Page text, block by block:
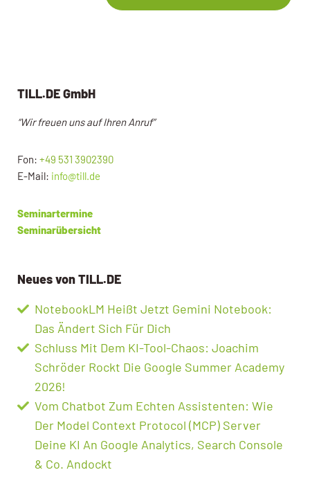
TILL.DE GmbH
“Wir freuen uns auf Ihren Anruf”
Fon: +49 531 3902390
E-Mail: info@till.de
Seminartermine
Seminarübersicht
Neues von TILL.DE
NotebookLM Heißt Jetzt Gemini Notebook:
Das Ändert Sich Für Dich
Schluss Mit Dem KI-Tool-Chaos: Joachim
Schröder Rockt Die Google Summer Academy
2026!
Vom Chatbot Zum Echten Assistenten: Wie
Der Model Context Protocol (MCP) Server
Deine KI An Google Analytics, Search Console
& Co. Andockt